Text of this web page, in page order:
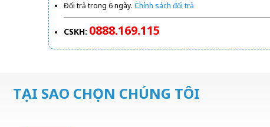
Đổi trả trong 6 ngày. Chính sách đổi trả
CSKH: 0888.169.115
TẠI SAO CHỌN CHÚNG TÔI